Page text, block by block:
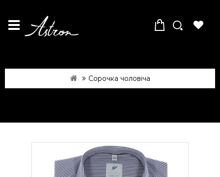
Сорочка чоловіча